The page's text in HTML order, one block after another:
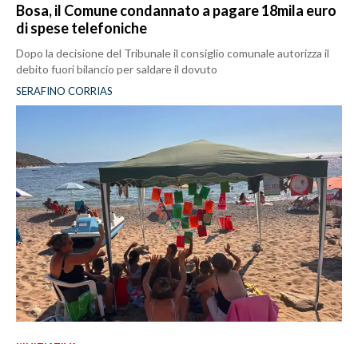
Bosa, il Comune condannato a pagare 18mila euro
di spese telefoniche
Dopo la decisione del Tribunale il consiglio comunale autorizza il
debito fuori bilancio per saldare il dovuto
SERAFINO CORRIAS